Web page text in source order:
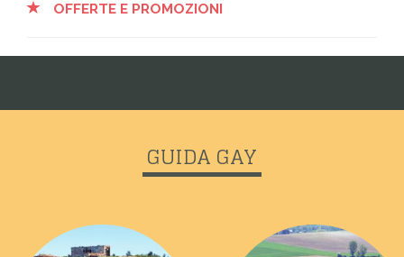
OFFERTE E PROMOZIONI
GUIDA GAY